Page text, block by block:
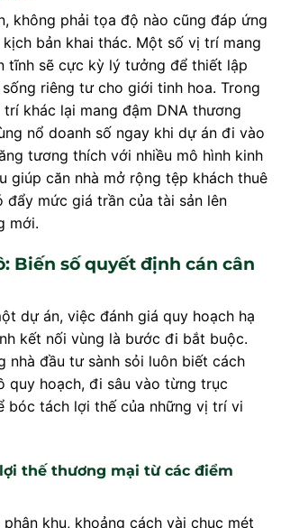
không phải tọa độ nào cũng đáp ứng
bản khai thác. Một số vị trí mang
tĩnh sẽ cực kỳ lý tưởng để thiết lập
riêng tư cho giới tinh hoa. Trong
khác lại mang đậm DNA thương
nổ doanh số ngay khi dự án đi vào
tương thích với nhiều mô hình kinh
giúp căn nhà mở rộng tệp khách thuê
đẩy mức giá trần của tài sản lên
mới.
Biến số quyết định cán cân
dự án, việc đánh giá quy hoạch hạ
kết nối vùng là bước đi bắt buộc.
nhà đầu tư sành sỏi luôn biết cách
quy hoạch, đi sâu vào từng trục
bóc tách lợi thế của những vị trí vi
lợi thế thương mại từ các điểm
khu, khoảng cách vài chục mét